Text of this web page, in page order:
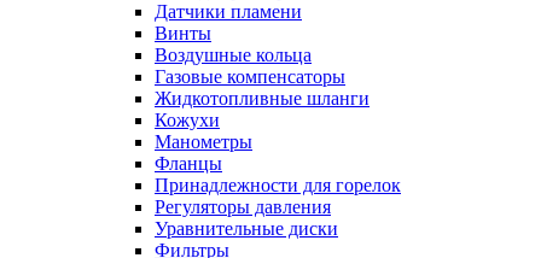
Датчики пламени
Винты
Воздушные кольца
Газовые компенсаторы
Жидкотопливные шланги
Кожухи
Манометры
Фланцы
Принадлежности для горелок
Регуляторы давления
Уравнительные диски
Фильтры